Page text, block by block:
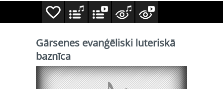
Gārsenes evanģēliski luteriskā
baznīca